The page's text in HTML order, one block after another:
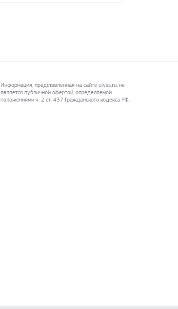
Информация, представленная на сайте ulyss.ru, не
является публичной офертой, определяемой
положениями ч. 2 ст. 437 Гражданского кодекса РФ.